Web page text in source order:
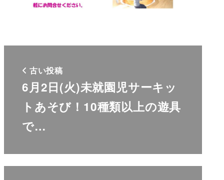
古い投稿
6月2日(火)未就園児サーキッ
トあそび！10種類以上の遊具
で…